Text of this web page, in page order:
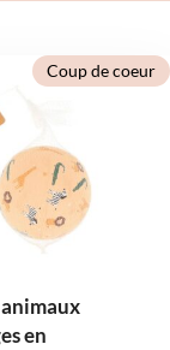
Coup de coeur
en